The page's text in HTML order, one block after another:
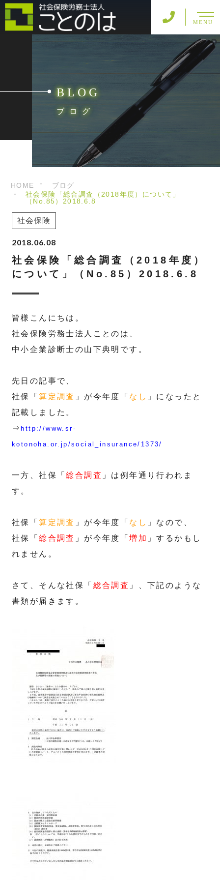
MENU
BLOG
ブログ
HOME
ブログ
社会保険「総合調査（2018年度）について」
（No.85）2018.6.8
社会保険
2018.06.08
社会保険「総合調査（2018年度）
について」（No.85）2018.6.8
皆様こんにちは。
社会保険労務士法人ことのは、
中小企業診断士の山下典明です。
先日の記事で、
社保「算定調査 」が今年度「 なし 」になったと
記載しました。
⇒http://www.sr-
kotonoha.or.jp/social_insurance/1373/
一方、社保「総合調査 」は例年通り行われま
す。
社保「算定調査 」が今年度「 なし 」なので、
社保「総合調査 」が今年度「増加 」するかもし
れません。
さて、そんな社保「 総合調査 」、下記のような
書類が届きます。